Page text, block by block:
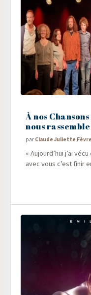
À nos
nous rassemble
par Claude Juliette Fèvre
« Aujourd’hui j’ai
avec vous c’est finir